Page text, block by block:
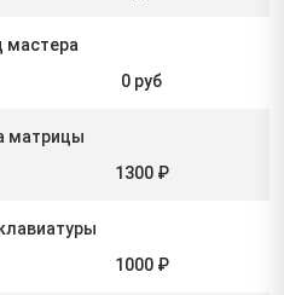
мастера
0 руб
матрицы
1300 ₽
1000 ₽